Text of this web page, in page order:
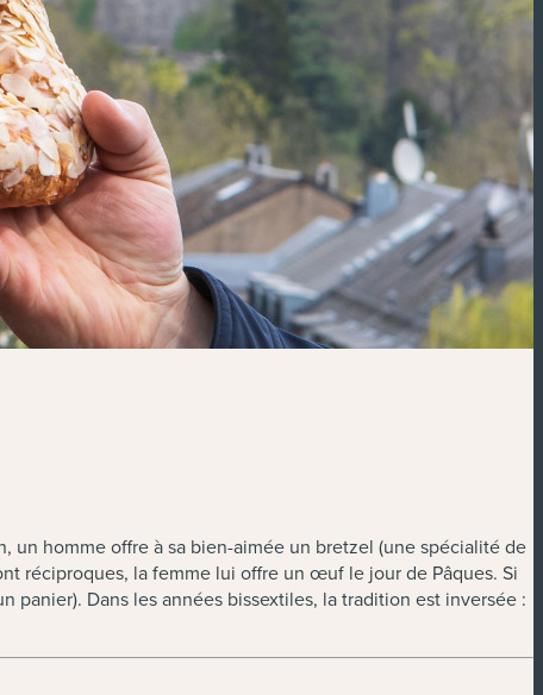
un homme offre à sa bien-aimée un bretzel (une spécialité de
réciproques, la femme lui offre un œuf le jour de Pâques. Si
panier). Dans les années bissextiles, la tradition est inversée :